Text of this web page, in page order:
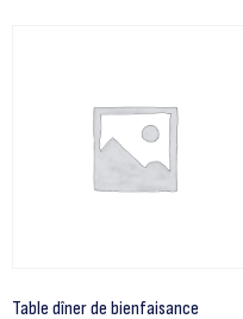
Table dîner de bienfaisance